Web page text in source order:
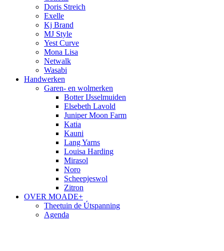
Doris Streich
Exelle
Kj Brand
MJ Style
Yest Curve
Mona Lisa
Netwalk
Wasabi
Handwerken
Garen- en wolmerken
Botter IJsselmuiden
Elsebeth Lavold
Juniper Moon Farm
Katia
Kauni
Lang Yarns
Louisa Harding
Mirasol
Noro
Scheepjeswol
Zitron
OVER MOADE+
Theetuin de Útspanning
Agenda